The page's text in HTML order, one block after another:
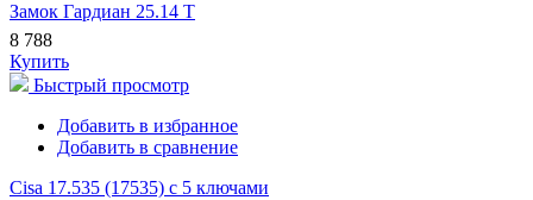
Замок Гардиан 25.14 Т
8 788
Купить
Быстрый просмотр
Добавить в избранное
Добавить в сравнение
Cisa 17.535 (17535) с 5 ключами